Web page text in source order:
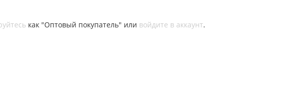
как "Оптовый покупатель" или войдите в аккаунт.